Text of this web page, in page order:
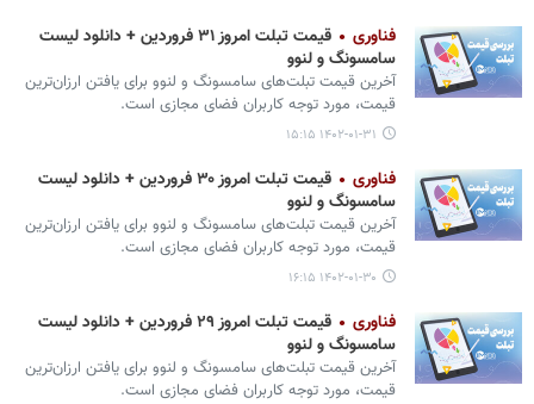
فناوری
قیمت تبلت امروز ۳۱ فروردین + دانلود لیست
سامسونگ و لنوو
آخرین قیمت تبلت‌های سامسونگ و لنوو برای یافتن ارزان‌ترین
قیمت، مورد توجه کاربران فضای مجازی است.
۱۴۰۲-۰۱-۳۱ ۱۵:۱۵
فناوری
قیمت تبلت امروز ۳۰ فروردین + دانلود لیست
سامسونگ و لنوو
آخرین قیمت تبلت‌های سامسونگ و لنوو برای یافتن ارزان‌ترین
قیمت، مورد توجه کاربران فضای مجازی است.
۱۴۰۲-۰۱-۳۰ ۱۶:۱۵
فناوری
قیمت تبلت امروز ۲۹ فروردین + دانلود لیست
سامسونگ و لنوو
آخرین قیمت تبلت‌های سامسونگ و لنوو برای یافتن ارزان‌ترین
قیمت، مورد توجه کاربران فضای مجازی است.